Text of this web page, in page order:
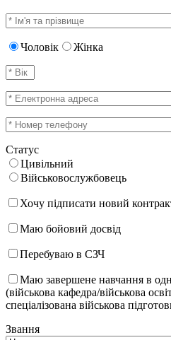
Чоловік Жінка
Статус
Цивільний
Військовослужбовець
Хочу підписати новий
Маю бойовий досвід
Перебуваю в СЗЧ
Маю завершене навчання в
(військова кафедра/військова
спеціалізована військова
Звання